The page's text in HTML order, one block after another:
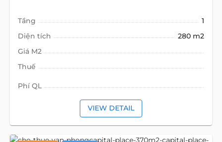
Tầng
1
Diện tích
280 m2
Giá M2
Thuế
Phí QL
VIEW DETAIL